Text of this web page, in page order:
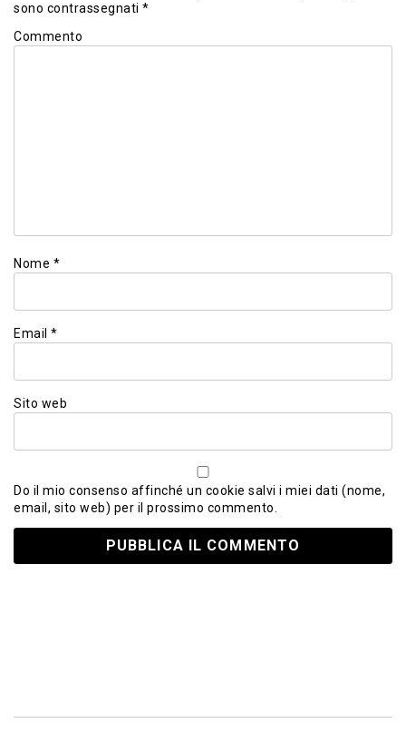
sono contrassegnati *
Commento
Nome *
Email *
Sito web
Do il mio consenso affinché un cookie salvi i miei dati (nome,
email, sito web) per il prossimo commento.